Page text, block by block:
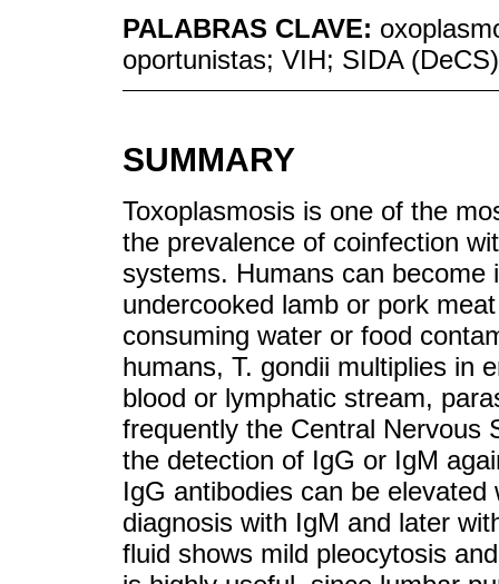
PALABRAS CLAVE:
oportunistas; VIH; SIDA (DeCS)
SUMMARY
Toxoplasmosis is one of the
the prevalence of coinfection
systems. Humans can
undercooked lamb or pork
consuming water or food
humans, T. gondii multiplies in
blood or lymphatic stream,
frequently the Central Nervous
the detection of IgG or IgM
IgG antibodies can be
diagnosis with IgM and later
fluid shows mild pleocytosis